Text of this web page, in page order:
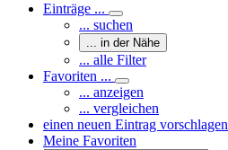
Einträge ...
... suchen
... in der Nähe
... alle Filter
Favoriten ...
... anzeigen
... vergleichen
einen neuen Eintrag vorschlagen
Meine Favoriten